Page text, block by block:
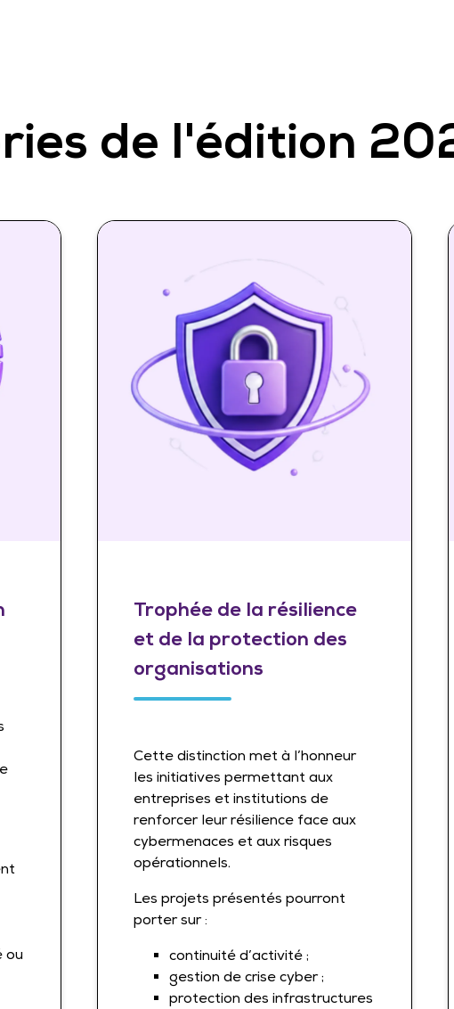
de l'édition
ou
Trophée de la résilience
et de la protection des
organisations
Cette distinction met à l’honneur
les initiatives permettant aux
entreprises et institutions de
renforcer leur résilience face aux
cybermenaces et aux risques
opérationnels.
Les projets présentés pourront
porter sur :
continuité d’activité ;
gestion de crise cyber ;
protection des infrastructures